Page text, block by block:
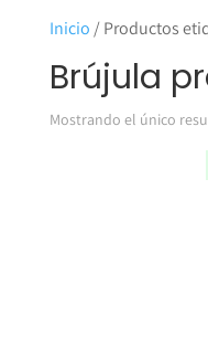
Inicio / Productos
Brújula
Mostrando el único